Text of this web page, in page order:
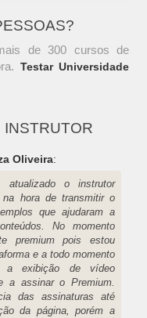
de 300 cursos de
Testar Universidade
INSTRUTOR
Oliveira:
o instrutor
na hora de transmitir o
que ajudaram a
No momento
premium pois estou
e a todo momento
a exibição de vídeo
a assinar o Premium.
das assinaturas até
da página, porém a